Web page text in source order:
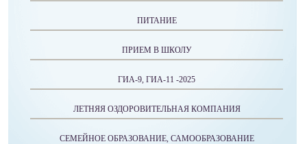
ПИТАНИЕ
ПРИЕМ В ШКОЛУ
ГИА-9, ГИА-11 -2025
ЛЕТНЯЯ ОЗДОРОВИТЕЛЬНАЯ КОМПАНИЯ
СЕМЕЙНОЕ ОБРАЗОВАНИЕ, САМООБРАЗОВАНИЕ